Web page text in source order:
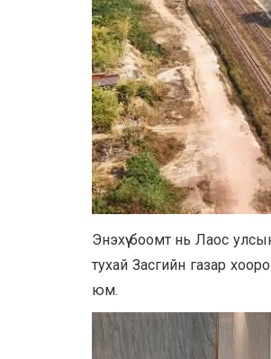
Энэхүү боомт нь Лаос
тухай Засгийн газар
юм.